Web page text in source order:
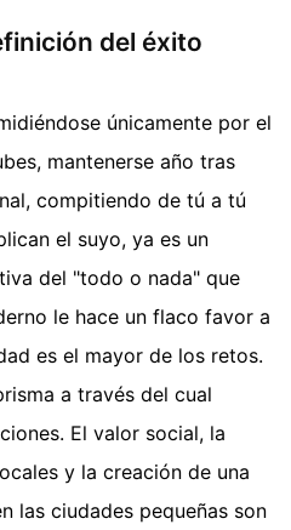
del éxito
únicamente por el
mantenerse año tras
compitiendo de tú a tú
el suyo, ya es un
del "todo o nada" que
le hace un flaco favor a
es el mayor de los retos.
a través del cual
El valor social, la
y la creación de una
las ciudades pequeñas son